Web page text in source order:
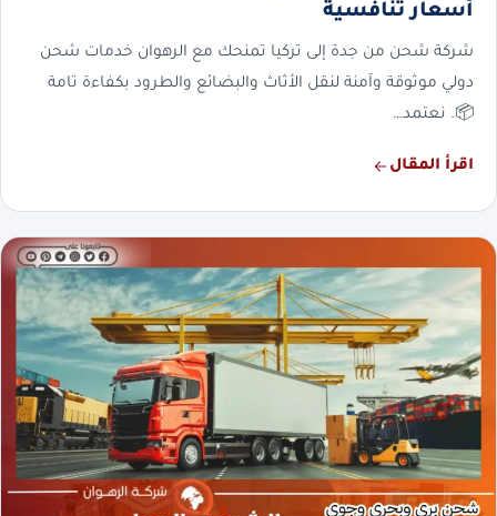
أسعار تنافسية
شركة شحن من جدة إلى تركيا تمنحك مع الرهوان خدمات شحن
دولي موثوقة وآمنة لنقل الأثاث والبضائع والطرود بكفاءة تامة
📦. نعتمد…
اقرأ المقال